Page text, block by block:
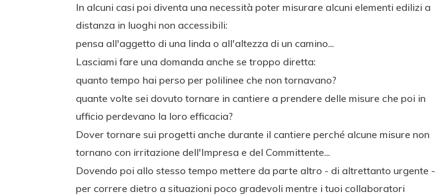
In alcuni casi poi diventa una necessità poter misurare alcuni elementi edilizi a
distanza in luoghi non accessibili:
pensa all'aggetto di una linda o all'altezza di un camino...
Lasciami fare una domanda anche se troppo diretta:
quanto tempo hai perso per polilinee che non tornavano?
quante volte sei dovuto tornare in cantiere a prendere delle misure che poi in
ufficio perdevano la loro efficacia?
Dover tornare sui progetti anche durante il cantiere perché alcune misure non
tornano con irritazione dell'Impresa e del Committente...
Dovendo poi allo stesso tempo mettere da parte altro - di altrettanto urgente -
per correre dietro a situazioni poco gradevoli mentre i tuoi collaboratori